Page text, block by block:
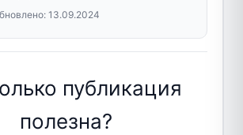
13.09.2024
публикация
полезна?